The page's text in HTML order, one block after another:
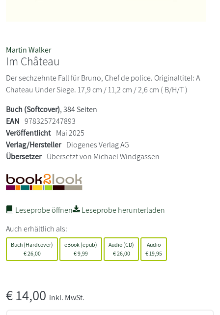
Martin Walker
Im Château
Der sechzehnte Fall für Bruno, Chef de police. Originaltitel: A
Chateau Under Siege. 17,9 cm / 11,2 cm / 2,6 cm ( B/H/T )
Buch (Softcover), 384 Seiten
EAN 9783257247893
Veröffentlicht Mai 2025
Verlag/Hersteller Diogenes Verlag AG
Übersetzer Übersetzt von Michael Windgassen
Leseprobe öffnen
Leseprobe herunterladen
Auch erhältlich als:
Buch (Hardcover)
€26,00
eBook (epub)
€9,99
Audio (CD)
€26,00
Audio
€ 19,95
€14,00 inkl. MwSt.